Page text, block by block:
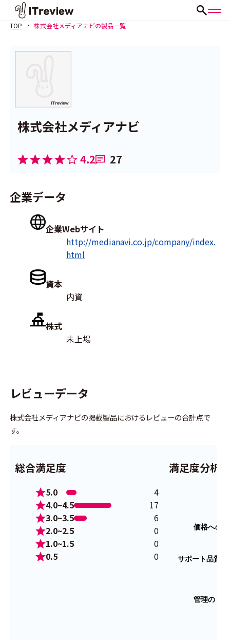
TOP 株式会社メディアナビの製品一覧
株式会社メディアナビ
4.2 27
企業データ
企業Webサイト
http://medianavi.co.jp/company/index.
html
資本
内資
株式
未上場
レビューデータ
株式会社メディアナビの掲載製品におけるレビューの合計点で
す。
総合満足度
5.0
4
4.0~4.5
17
3.0~3.5
6
2.0~2.5
0
1.0~1.5
0
0.5
0
満足度分析